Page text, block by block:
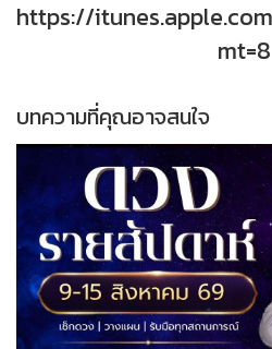
https://
mt=8
บทความที่คุณอาจสนใจ